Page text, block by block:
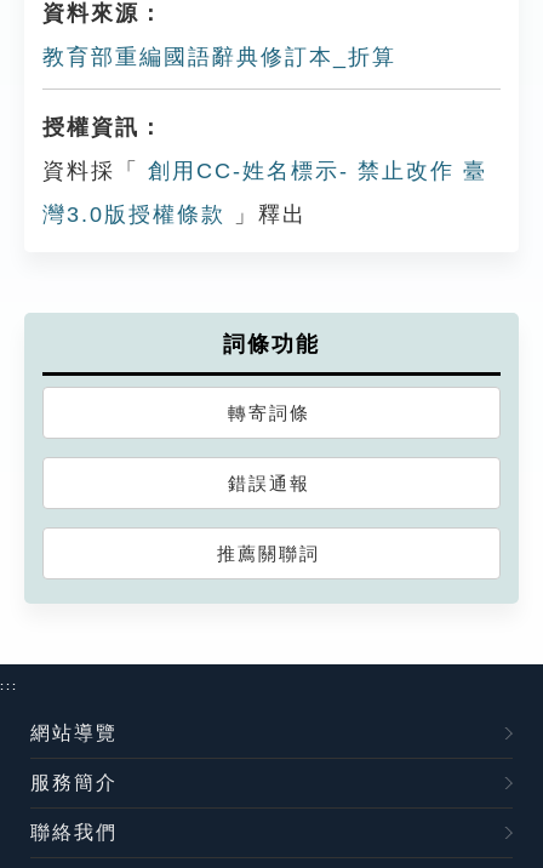
資料來源：
教育部重編國語辭典修訂本_折算
授權資訊：
資料採「
創用CC-姓名標示- 禁止改作 臺
灣3.0版授權條款
」釋出
詞條功能
轉寄詞條
錯誤通報
推薦關聯詞
:::
網站導覽
服務簡介
聯絡我們